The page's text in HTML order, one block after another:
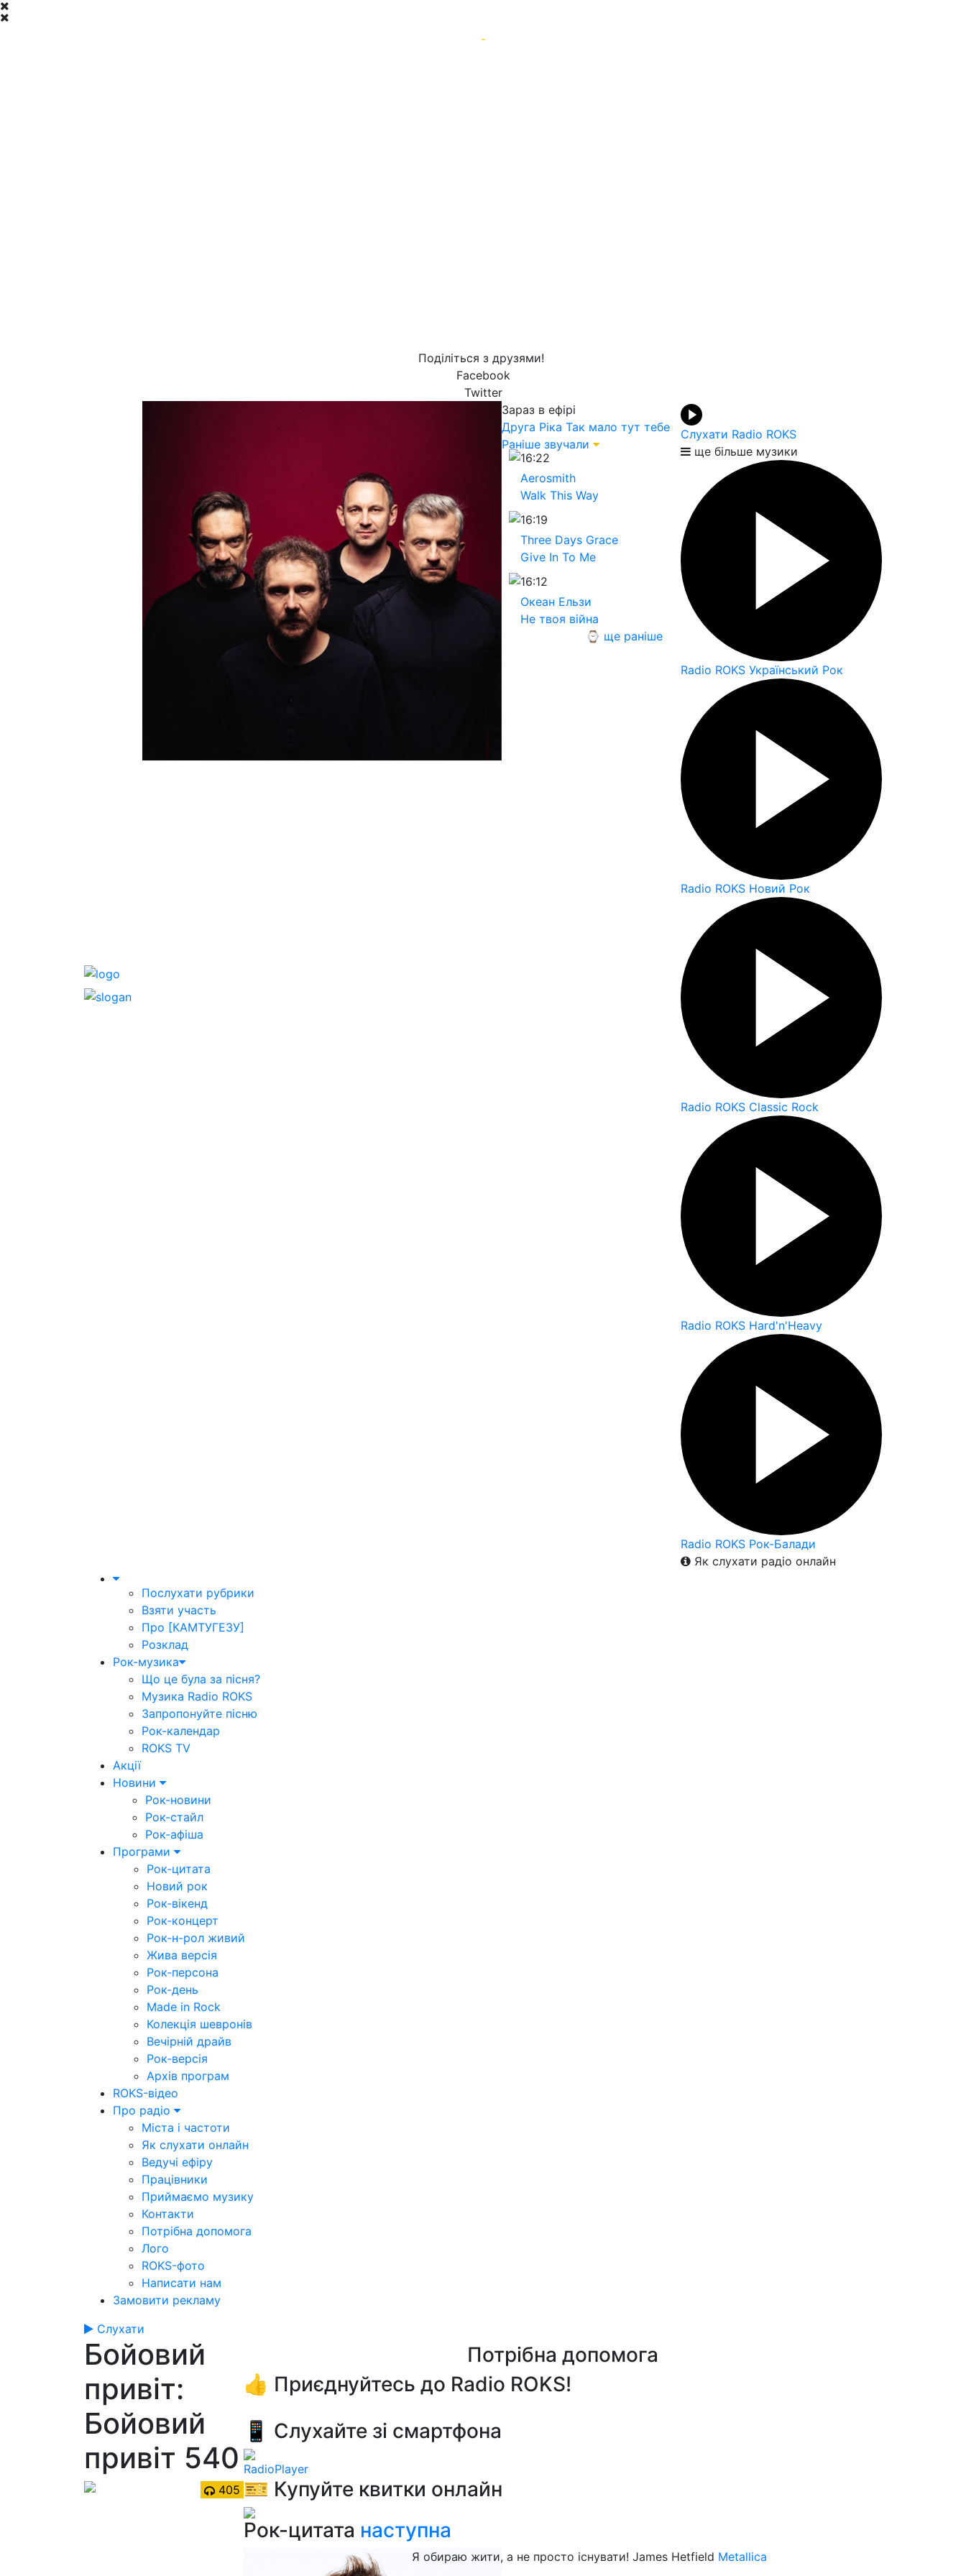
-
Поділіться з друзями!
Facebook
Twitter
Зараз в ефірі
Друга Ріка Так мало тут тебе
Раніше звучали
16:22
Aerosmith
Walk This Way
16:19
Three Days Grace
Give In To Me
16:12
Океан Ельзи
Не твоя війна
⌚ ще раніше
Слухати Radio ROKS
ще більше музики
Radio ROKS Український Рок
Radio ROKS Новий Рок
Radio ROKS Classic Rock
Radio ROKS Hard'n'Heavy
Radio ROKS Рок-Балади
Як слухати радіо онлайн
Послухати рубрики
Взяти участь
Про [КАМТУГЕЗУ]
Розклад
Рок-музика
Що це була за пісня?
Музика Radio ROKS
Запропонуйте пісню
Рок-календар
ROKS TV
Акції
Новини
Рок-новини
Рок-стайл
Рок-афіша
Програми
Рок-цитата
Новий рок
Рок-вікенд
Рок-концерт
Рок-н-рол живий
Жива версія
Рок-персона
Рок-день
Made in Rock
Колекція шевронів
Вечірній драйв
Рок-версія
Архів програм
ROKS-відео
Про радіо
Міста і частоти
Як слухати онлайн
Ведучі ефіру
Працівники
Приймаємо музику
Контакти
Потрібна допомога
Лого
ROKS-фото
Написати нам
Замовити рекламу
Слухати
Бойовий
привіт:
Бойовий
привіт 540
405
Потрібна допомога
👍 Приєднуйтесь до Radio ROKS!
📱 Слухайте зі смартфона
RadioPlayer
🎫 Купуйте квитки онлайн
Рок-цитата наступна
Я обираю жити, а не просто існувати! James Hetfield Metallica